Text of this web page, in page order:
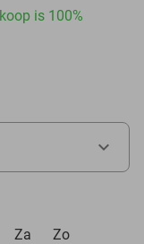
is 100%
Za Zo